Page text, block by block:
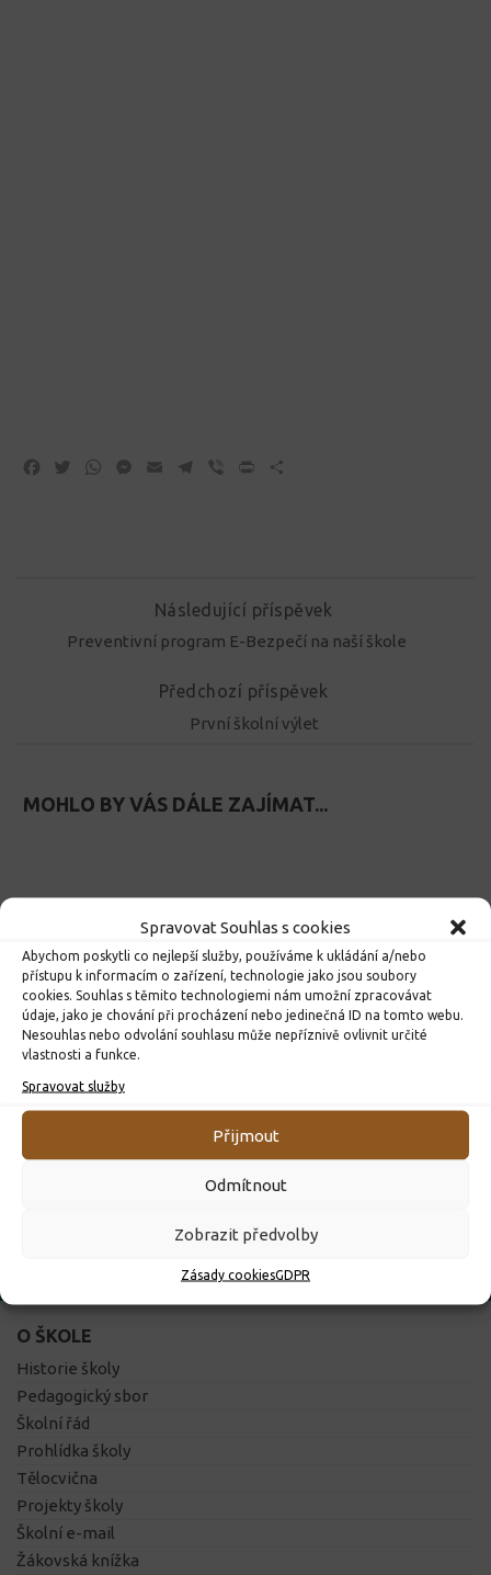
Spravovat Souhlas s cookies
Abychom poskytli co nejlepší služby, používáme k ukládání a/nebo
přístupu k informacím o zařízení, technologie jako jsou soubory
cookies. Souhlas s těmito technologiemi nám umožní zpracovávat
údaje, jako je chování při procházení nebo jedinečná ID na tomto webu.
Nesouhlas nebo odvolání souhlasu může nepříznivě ovlivnit určité
vlastnosti a funkce.
Spravovat služby
Přijmout
Odmítnout
Zobrazit předvolby
Zásady cookiesGDPR
Facebook
TwitterWhatsApp
Messenger
Email Telegram
Viber Print
Následující příspěvek
Preventivní program E-Bezpečí na naší škole
Předchozí příspěvek
První školní výlet
MOHLO BY VÁS DÁLE ZAJÍMAT...
9.třída na turistickém kurzu v
Orlických horách
12. 6. 2023
ZÁKLADNÍ INFORMACE
O ŠKOLE
Historie školy
Pedagogický sbor
Školní řád
Prohlídka školy
Tělocvična
Projekty školy
Školní e-mail
Žákovská knížka